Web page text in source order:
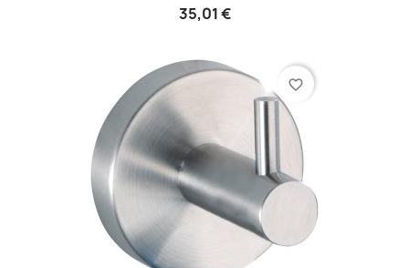
35,01 €
favorite_border